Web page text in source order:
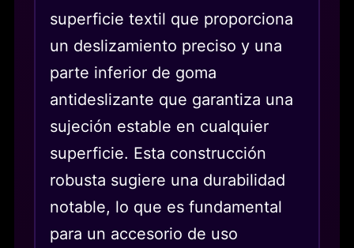
superficie textil que proporciona
un deslizamiento preciso y una
parte inferior de goma
antideslizante que garantiza una
sujeción estable en cualquier
superficie. Esta construcción
robusta sugiere una durabilidad
notable, lo que es fundamental
para un accesorio de uso